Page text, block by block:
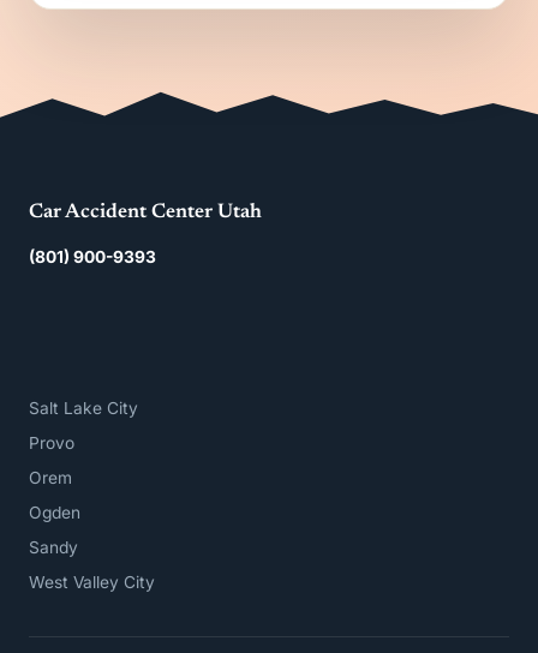
Car Accident Center Utah
(801) 900-9393
Salt Lake City
Provo
Orem
Ogden
Sandy
West Valley City